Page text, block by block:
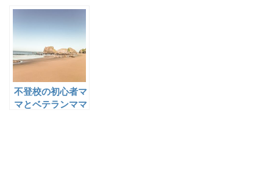
不登校の初心者マ
マとベテランママ